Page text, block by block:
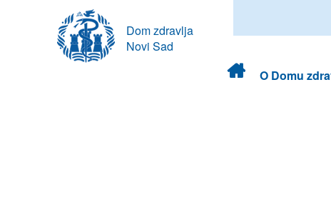
Dom zdravlja
Novi Sad
Dom
zdravlja
O Domu